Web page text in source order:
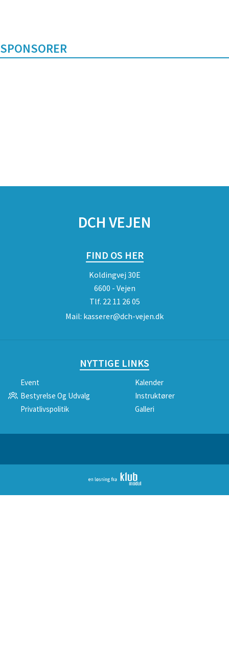
SPONSORER
DCH VEJEN
FIND OS HER
Koldingvej 30E
6600 - Vejen
Tlf. 22 11 26 05
Mail: kasserer@dch-vejen.dk
NYTTIGE LINKS
Event
Kalender
Bestyrelse Og Udvalg
Instruktører
Privatlivspolitik
Galleri